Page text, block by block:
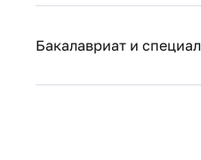
Бакалавриат и